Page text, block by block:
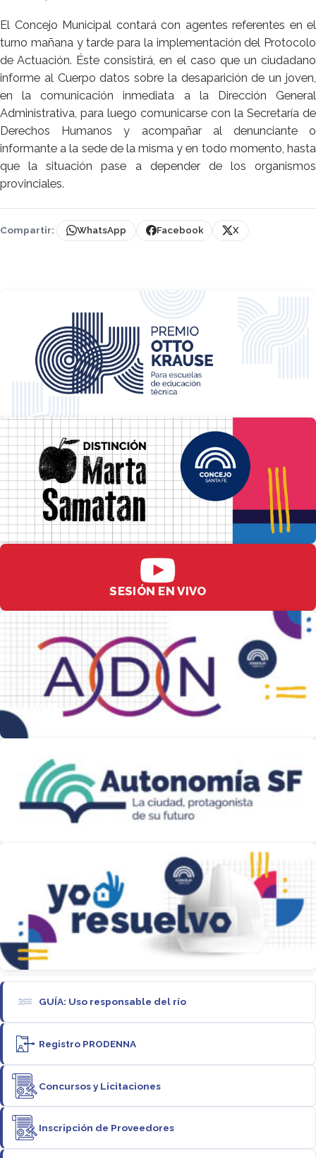
El Concejo Municipal contará con agentes referentes en el
turno mañana y tarde para la implementación del Protocolo
de Actuación. Éste consistirá, en el caso que un ciudadano
informe al Cuerpo datos sobre la desaparición de un joven,
en la comunicación inmediata a la Dirección General
Administrativa, para luego comunicarse con la Secretaría de
Derechos Humanos y acompañar al denunciante o
informante a la sede de la misma y en todo momento, hasta
que la situación pase a depender de los organismos
provinciales.
Compartir: WhatsApp Facebook X
SESIÓN EN VIVO
GUÍA: Uso responsable del río
Registro PRODENNA
Concursos y Licitaciones
Inscripción de Proveedores